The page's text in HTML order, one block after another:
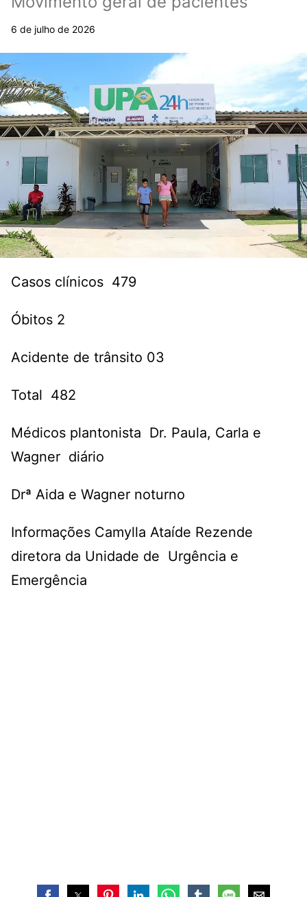
6 de julho de 2026
Casos clínicos 479
Óbitos 2
Acidente de trânsito 03
Total 482
Médicos plantonista Dr. Paula, Carla e
Wagner diário
Drª Aida e Wagner noturno
Informações Camylla Ataíde Rezende
diretora da Unidade de Urgência e
Emergência